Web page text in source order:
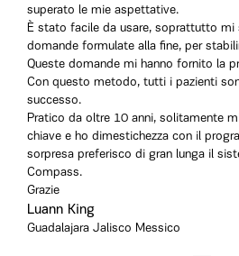
superato le mie aspettative.
È stato facile da usare, soprattutto mi
domande formulate alla fine, per
Queste domande mi hanno fornito la
Con questo metodo, tutti i pazienti
successo.
Pratico da oltre 10 anni, solitamente
chiave e ho dimestichezza con il
sorpresa preferisco di gran lunga il
Compass.
Grazie
Luann King
Guadalajara Jalisco Messico